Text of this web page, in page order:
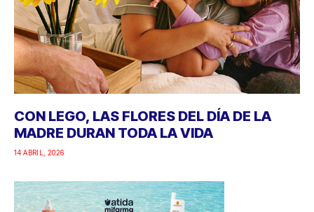
CON LEGO, LAS FLORES DEL DÍA DE LA
MADRE DURAN TODA LA VIDA
14 ABRIL, 2026